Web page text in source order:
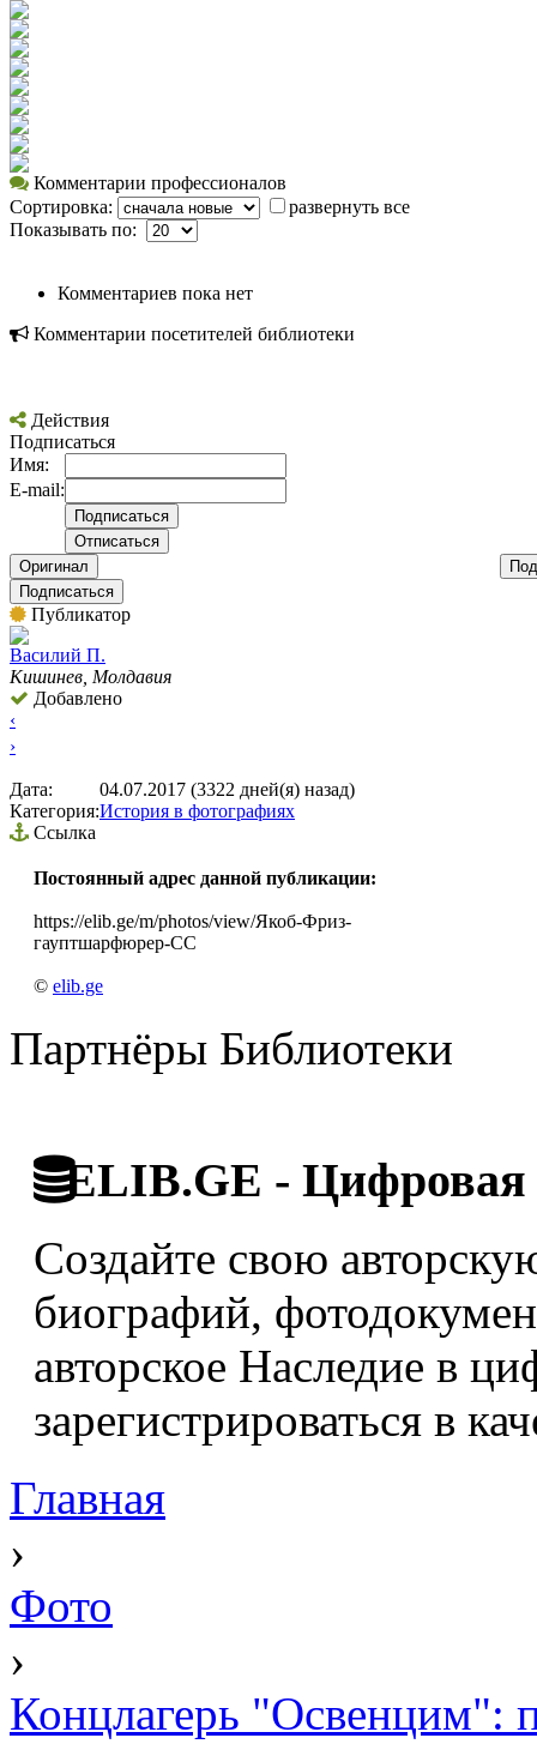
Комментарии профессионалов
Сортировка:
развернуть все
Показывать по:
Комментариев пока нет
Комментарии посетителей библиотеки
Действия
Подписаться
Имя:
E-mail:
Оригинал
Подписаться
Публикатор
Вacилий П.
Кишинев, Молдавия
Добавлено
‹
›
Дата:
04.07.2017 (3322 дней(я) назад)
Категория:История в фотографиях
Ссылка
Постоянный адрес данной публикации:
https://elib.ge/m/photos/view/Якоб-Фриз-
гауптшарфюрер-СС
© elib.ge
Партнёры Библиотеки
ELIB.GE - Цифровая
Создайте свою
биографий,
авторское Наследие в
зарегистрироваться в
Главная
›
Фото
›
Концлагерь "Освенцим":